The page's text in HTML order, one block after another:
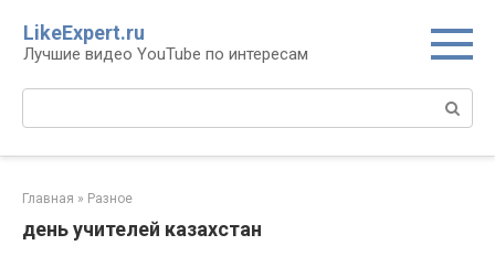
контенту
LikeExpert.ru
Лучшие видео YouTube по интересам
Главная » Разное
день учителей казахстан